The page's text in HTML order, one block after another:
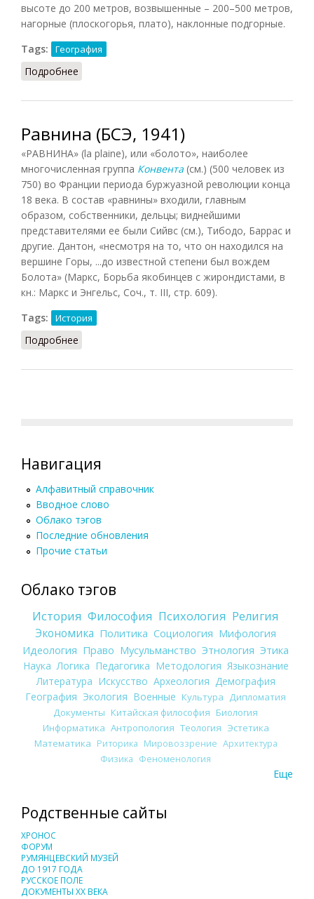
высоте до 200 метров, возвышенные – 200–500 метров,
нагорные (плоскогорья, плато), наклонные подгорные.
Tags:
География
Подробнее
Равнина (БСЭ, 1941)
«РАВНИНА» (la plaine), или «болото», наиболее
многочисленная группа Конвента (см.) (500 человек из
750) во Франции периода буржуазной революции конца
18 века. В состав «равнины» входили, главным
образом, собственники, дельцы; виднейшими
представителями ее были Сийвс (см.), Тибодо, Баррас и
другие. Дантон, «несмотря на то, что он находился на
вершине Горы, ...до известной степени был вождем
Болота» (Маркс, Борьба якобинцев с жирондистами, в
кн.: Маркс и Энгельс, Соч., т. III, стр. 609).
Tags:
История
Подробнее
Навигация
Алфавитный справочник
Вводное слово
Облако тэгов
Последние обновления
Прочие статьи
Облако тэгов
История Философия Психология Религия
Экономика Политика Социология Мифология
Идеология Право Мусульманство Этнология Этика
Наука Логика Педагогика Методология Языкознание
Литература Искусство Археология Демография
География Экология Военные Культура
Дипломатия
Документы Китайская философия Биология
Информатика Антропология Теология Эстетика
Математика Риторика Мировоззрение Архитектура
Физика Феноменология
Еще
Родственные сайты
ХРОНОС
ФОРУМ
РУМЯНЦЕВСКИЙ МУЗЕЙ
ДО 1917 ГОДА
РУССКОЕ ПОЛЕ
ДОКУМЕНТЫ XX ВЕКА